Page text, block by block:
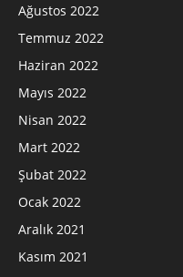
Ağustos 2022
Temmuz 2022
Haziran 2022
Mayıs 2022
Nisan 2022
Mart 2022
Şubat 2022
Ocak 2022
Aralık 2021
Kasım 2021